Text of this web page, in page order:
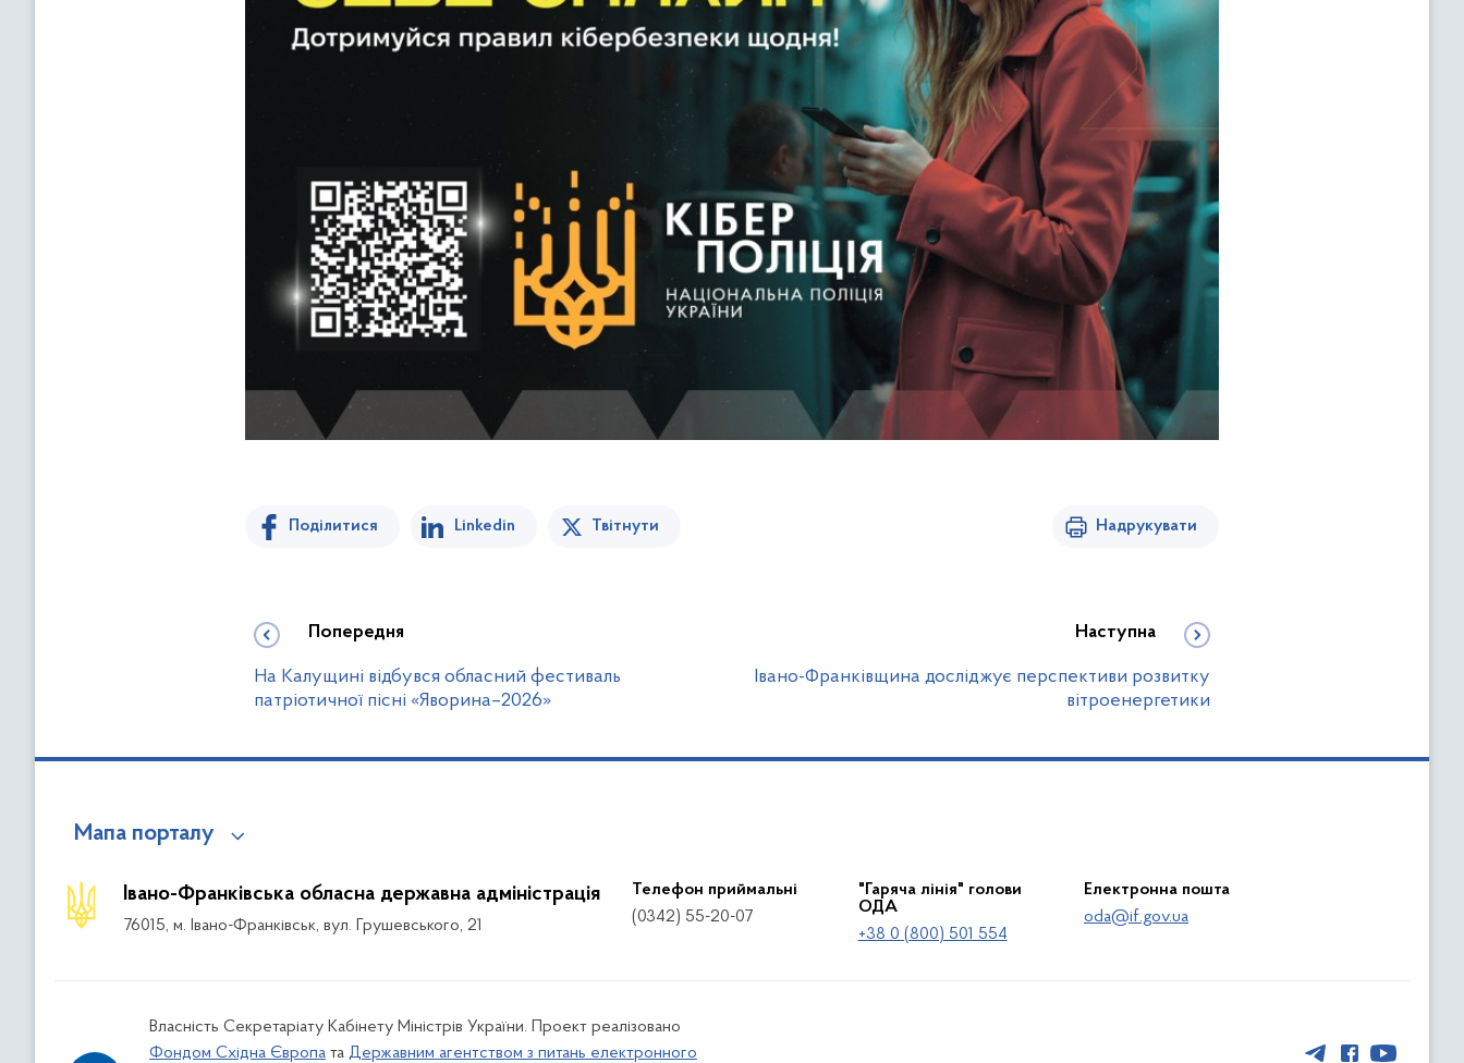
Поділитися Linkedin Твітнути Надрукувати
Попередня
На Калущині відбувся обласний фестиваль
патріотичної пісні «Яворина–2026»
Наступна
Івано-Франківщина досліджує перспективи розвитку
вітроенергетики
Мапа порталу
Івано-Франківська обласна державна адміністрація
76015, м. Івано-Франківськ, вул. Грушевського, 21
Телефон приймальні
(0342) 55-20-07
"Гаряча лінія" голови
ОДА
+38 0 (800) 501 554
Електронна пошта
oda@if.gov.ua
Власність Секретаріату Кабінету Міністрів України. Проект реалізовано
Фондом Східна Європа та Державним агентством з питань електронного